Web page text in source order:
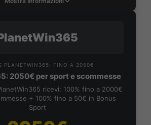
PLANETWIN365: FINO A 2050€
2050€ per sport e scommesse
ricevi: 100% fino a 2000€
+ 100% fino a 50€ in Bonus
Sport